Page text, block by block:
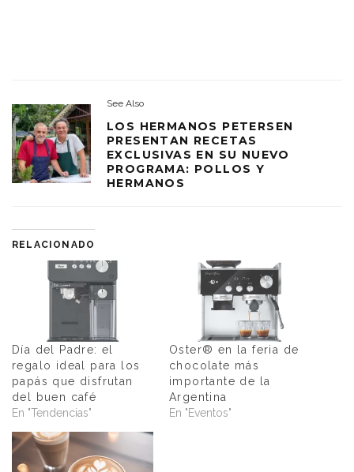
See Also
LOS HERMANOS PETERSEN
PRESENTAN RECETAS
EXCLUSIVAS EN SU NUEVO
PROGRAMA: POLLOS Y
HERMANOS
RELACIONADO
Día del Padre: el
regalo ideal para los
papás que disfrutan
del buen café
En "Tendencias"
Oster® en la feria de
chocolate más
importante de la
Argentina
En "Eventos"